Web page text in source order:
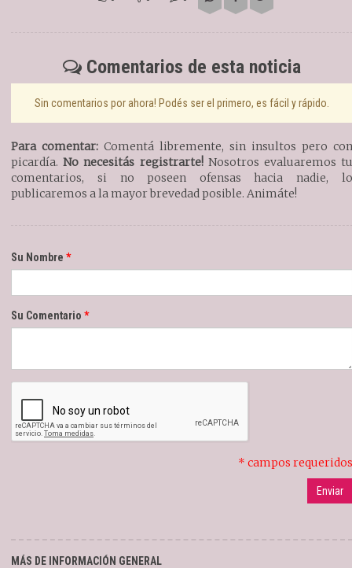
Comentarios de esta noticia
Sin comentarios por ahora! Podés ser el primero, es fácil y rápido.
Para comentar: Comentá libremente, sin insultos pero con
picardía.No necesitás registrarte!Nosotros evaluaremos tu
comentarios, si no poseen ofensas hacia nadie, lo
publicaremos a la mayor brevedad posible. Animáte!
Su Nombre
Su Comentario
* campos requeridos
MÁS DE INFORMACIÓN GENERAL